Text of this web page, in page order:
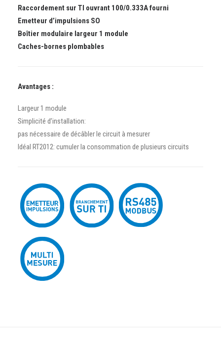
Raccordement sur TI ouvrant 100/0.333A fourni
Emetteur d’impulsions SO
Boîtier modulaire largeur 1 module
Caches-bornes plombables
Avantages :
Largeur 1 module
Simplicité d’installation:
pas nécessaire de décâbler le circuit à mesurer
Idéal RT2012: cumuler la consommation de plusieurs circuits